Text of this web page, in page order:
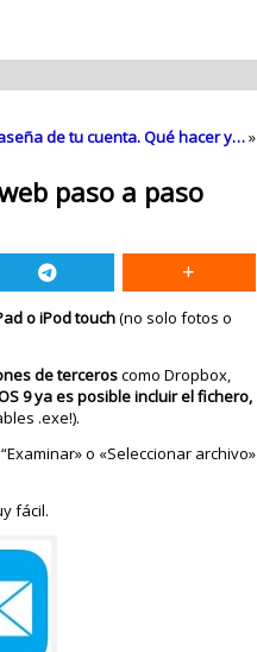
de tu cuenta. Qué hacer y…»
paso a paso
o iPod touch(no solo fotos o
de terceroscomo Dropbox,
9 ya es posible incluir el fichero,
.exe!).
o «Seleccionar archivo»
fácil.